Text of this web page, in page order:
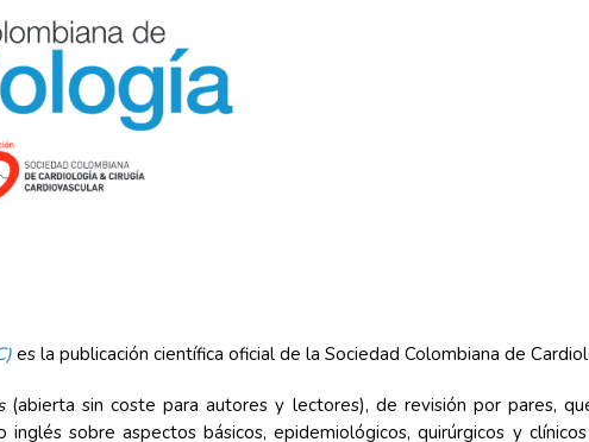
es la publicación científica oficial de la Sociedad Colombiana de
(abierta sin coste para autores y lectores), de revisión por pares,
inglés sobre aspectos básicos, epidemiológicos, quirúrgicos y